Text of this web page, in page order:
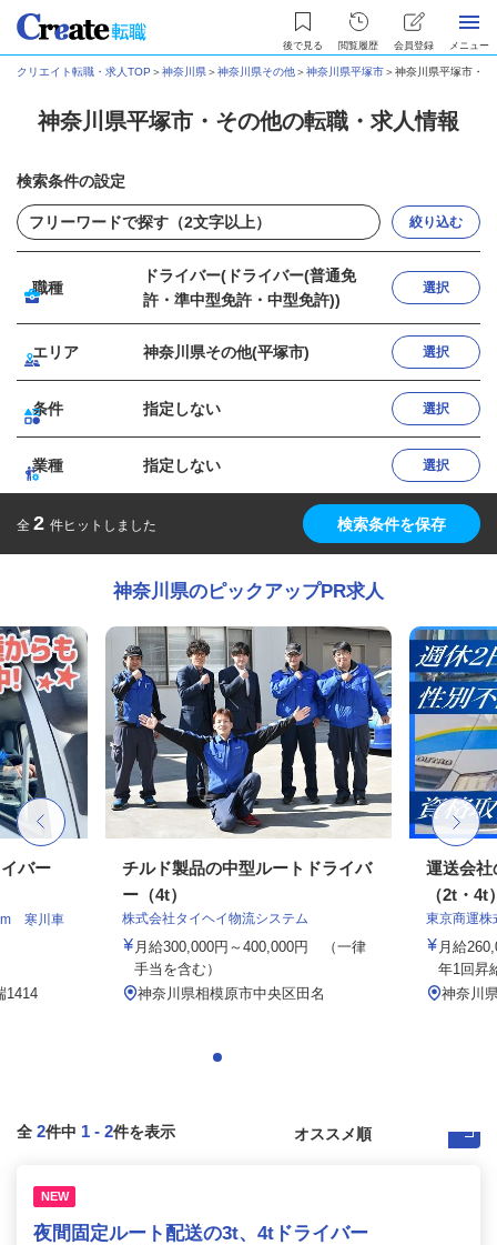
後で見る 閲覧履歴 会員登録 メニュー
クリエイト転職・求人TOP ＞神奈川県＞神奈川県その他＞神奈川県平塚市＞神奈川県平塚市・
神奈川県平塚市・その他の転職・求人情報
検索条件の設定
絞り込む
職種
ドライバー(ドライバー(普通免
許・準中型免許・中型免許))
選択
エリア 神奈川県その他(平塚市) 選択
条件 指定しない 選択
業種 指定しない 選択
全 2 件ヒットしました 検索条件を保存
神奈川県のピックアップPR求人
バー
寒川車
1414
チルド製品の中型ルートドライバ
ー（4t）
株式会社タイヘイ物流システム
月給300,000円～400,000円 （一律
手当を含む）
神奈川県相模原市中央区田名
運送会社
（2t・4t
東京商運
月給
年1回昇
神奈川
全 2件中 1 - 2件を表示
NEW
夜間固定ルート配送の3t、4tドライバー